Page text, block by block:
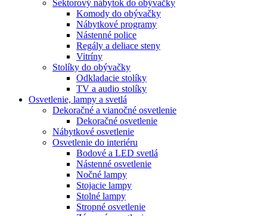
Sektorový nábytok do obývačky
Komody do obývačky
Nábytkové programy
Nástenné police
Regály a deliace steny
Vitríny
Stolíky do obývačky
Odkladacie stolíky
TV a audio stolíky
Osvetlenie, lampy a svetlá
Dekoračné a vianočné osvetlenie
Dekoračné osvetlenie
Nábytkové osvetlenie
Osvetlenie do interiéru
Bodové a LED svetlá
Nástenné osvetlenie
Nočné lampy
Stojacie lampy
Stolné lampy
Stropné osvetlenie